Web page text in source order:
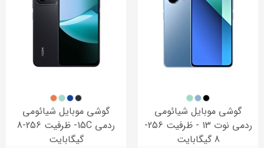
گوشی موبایل شیائومی
ردمی نوت 13 - ظرفیت 256-
8 گیگابایت
گوشی موبایل شیائومی
ردمی 15C- ظرفیت 256-8
گیگابایت